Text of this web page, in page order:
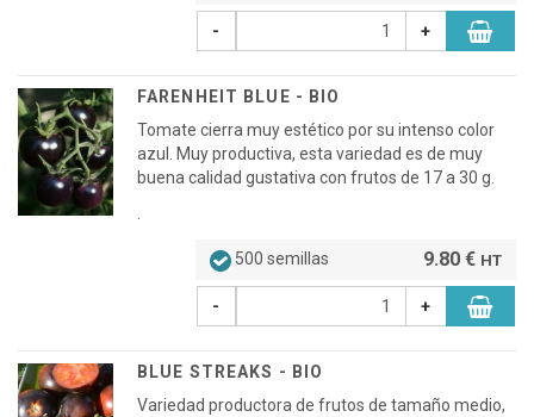
- +
FARENHEIT BLUE - BIO
Tomate cierra muy estético por su intenso color
azul. Muy productiva, esta variedad es de muy
buena calidad gustativa con frutos de 17 a 30 g.
500 semillas 9.80 € HT
- +
BLUE STREAKS - BIO
Variedad productora de frutos de tamaño medio,